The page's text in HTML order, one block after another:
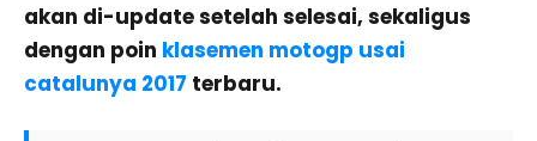
akan di-update setelah selesai, sekaligus
dengan poin klasemen motogp usai
catalunya 2017 terbaru.